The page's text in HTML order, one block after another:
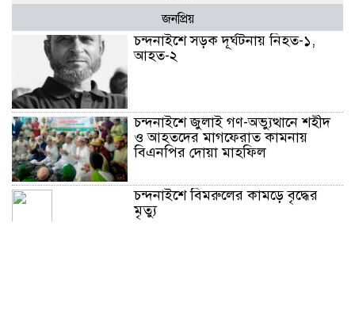
জনপ্রিয়
চন্দনাইশে সড়ক দূর্ঘটনায় নিহত-১,
আহত-২
চন্দনাইশে জুলাই গণ-অভ্যুত্থানে শহীদ
ও আহতদের মাগফেরাত কামনায়
বিএনপির দোয়া মাহফিল
চন্দনাইশে বিমরুলের কামড়ে বৃদ্ধের
মৃত্যু